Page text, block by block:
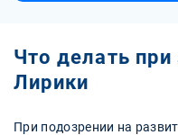
Что делать при
Лирики
При подозрении на